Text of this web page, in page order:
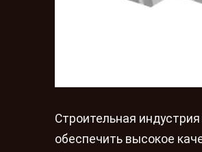
Строительная
обеспечить высокое